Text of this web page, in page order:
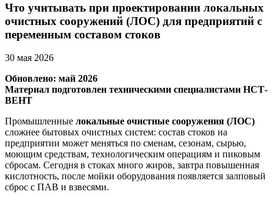
Что учитывать при проектировании локальных
очистных сооружений (ЛОС) для предприятий с
переменным составом стоков
30 мая 2026
Обновлено: май 2026
Материал подготовлен техническими специалистами НСТ-
ВЕНТ
Промышленные локальные очистные сооружения (ЛОС)
сложнее бытовых очистных систем: состав стоков на
предприятии может меняться по сменам, сезонам, сырью,
моющим средствам, технологическим операциям и пиковым
сбросам. Сегодня в стоках много жиров, завтра повышенная
кислотность, после мойки оборудования появляется залповый
сброс с ПАВ и взвесями.